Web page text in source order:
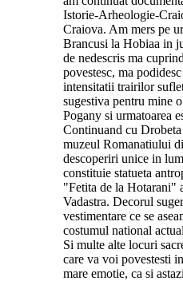
Istorie-Arheologie-
Craiova. Am mers pe
Brancusi la Hobiaa in
de nedescris ma
povestesc, ma
intensitatii trairilor
sugestiva pentru mine
Pogany si urmatoarea
Continuand cu
muzeul Romanatiului
descoperiri unice in
constituie statueta
"Fetita de la Hotarani"
Vadastra. Decorul
vestimentare ce se
costumul national
Si multe alte locuri
care va voi povestesti
mare emotie, ca si